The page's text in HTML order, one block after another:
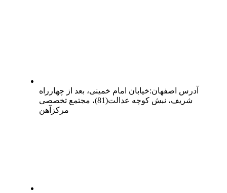
آدرس اصفهان:خیابان امام خمینی، بعد از چهارراه
شریف، نبش کوچه عدالت(81)، مجتمع تخصصی
مرکزآهن